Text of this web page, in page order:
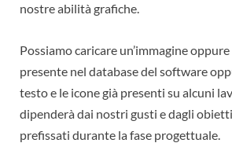
nostre abilità grafiche.
Possiamo caricare un’immagine
presente nel database del software
testo e le icone già presenti su alcuni
dipenderà dai nostri gusti e dagli
prefissati durante la fase progettuale.